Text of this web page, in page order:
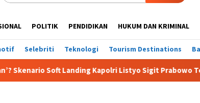
POLITIK PENDIDIKAN HUKUM DAN KRIMINAL
Selebriti Teknologi Tourism Destinations
Kapolri Listyo Sigit Prabowo Terungkap